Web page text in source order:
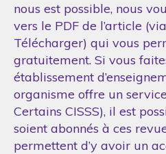
nous est possible, nous
vers le PDF de l’article
Télécharger) qui vous
gratuitement. Si vous
établissement
organisme offre un
Certains CISSS), il est
soient abonnés à ces
permettent d’y avoir un